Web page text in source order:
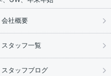
会社概要
スタッフ一覧
スタッフブログ